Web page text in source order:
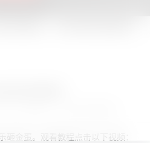
砸金蛋。观看教程点击以下视频：